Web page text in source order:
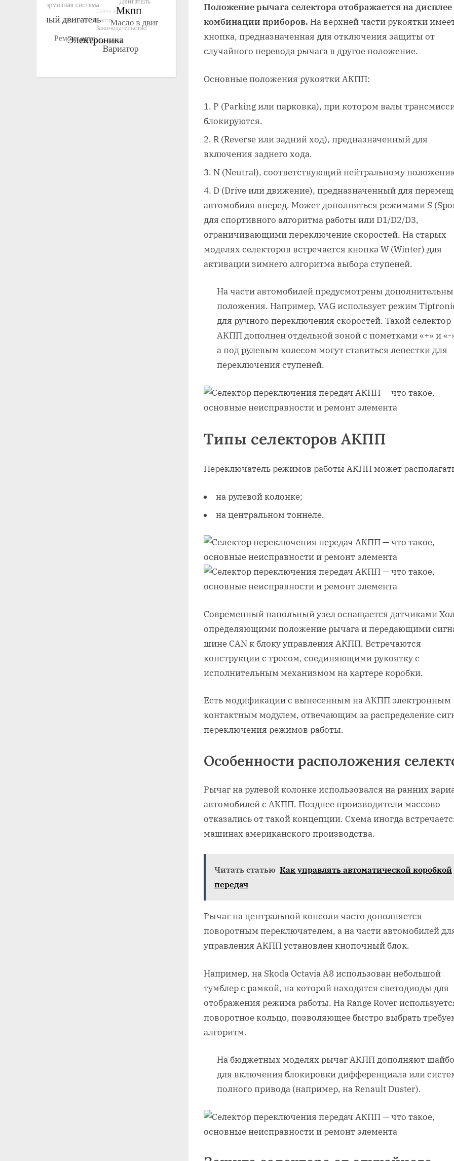
Положение рычага селектора отображается на дисплее
комбинации приборов. На верхней части рукоятки
кнопка, предназначенная для отключения защиты от
случайного перевода рычага в другое положение.
Основные положения рукоятки АКПП:
P (Parking или парковка), при котором валы
блокируются.
R (Reverse или задний ход), предназначенный для
включения заднего хода.
N (Neutral), соответствующий нейтральному
D (Drive или движение), предназначенный для
автомобиля вперед. Может дополняться режимами S
для спортивного алгоритма работы или D1/D2/D3,
ограничивающими переключение скоростей. На старых
моделях селекторов встречается кнопка W (Winter) для
активации зимнего алгоритма выбора ступеней.
На части автомобилей предусмотрены
положения. Например, VAG использует режим
для ручного переключения скоростей. Такой селектор
АКПП дополнен отдельной зоной с пометками «+» и «-
а под рулевым колесом могут ставиться лепестки для
переключения ступеней.
Типы селекторов АКПП
Переключатель режимов работы АКПП может
на рулевой колонке;
на центральном тоннеле.
Современный напольный узел оснащается датчиками
определяющими положение рычага и передающими
шине CAN к блоку управления АКПП. Встречаются
конструкции с тросом, соединяющими рукоятку с
исполнительным механизмом на картере коробки.
Есть модификации с вынесенным на АКПП электронным
контактным модулем, отвечающим за распределение
переключения режимов работы.
Особенности расположения
Рычаг на рулевой колонке использовался на ранних
автомобилей с АКПП. Позднее производители массово
отказались от такой концепции. Схема иногда
машинах американского производства.
Читать статью Как управлять автоматической коробкой
передач
Рычаг на центральной консоли часто дополняется
поворотным переключателем, а на части автомобилей
управления АКПП установлен кнопочный блок.
Например, на Skoda Octavia A8 использован небольшой
тумблер с рамкой, на которой находятся светодиоды для
отображения режима работы. На Range Rover
поворотное кольцо, позволяющее быстро выбрать
алгоритм.
На бюджетных моделях рычаг АКПП дополняют
для включения блокировки дифференциала или
полного привода (например, на Renault Duster).